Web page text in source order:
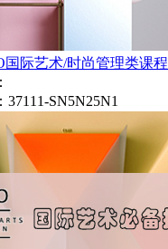
国际艺术/时尚管理类课程
37111-SN5N25N1